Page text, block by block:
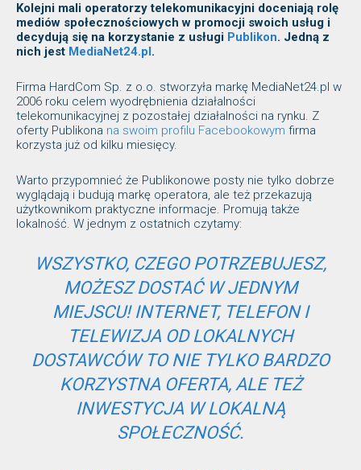
Kolejni mali operatorzy telekomunikacyjni doceniają rolę
mediów społecznościowych w promocji swoich usług i
decydują się na korzystanie z usługi Publikon. Jedną z
nich jest MediaNet24.pl.
Firma HardCom Sp. z o.o. stworzyła markę MediaNet24.pl w
2006 roku celem wyodrębnienia działalności
telekomunikacyjnej z pozostałej działalności na rynku. Z
oferty Publikona na swoim profilu Facebookowym firma
korzysta już od kilku miesięcy.
Warto przypomnieć że Publikonowe posty nie tylko dobrze
wyglądają i budują markę operatora, ale też przekazują
użytkownikom praktyczne informacje. Promują także
lokalność. W jednym z ostatnich czytamy:
WSZYSTKO, CZEGO POTRZEBUJESZ,
MOŻESZ DOSTAĆ W JEDNYM
MIEJSCU! INTERNET, TELEFON I
TELEWIZJA OD LOKALNYCH
DOSTAWCÓW TO NIE TYLKO BARDZO
KORZYSTNA OFERTA, ALE TEŻ
INWESTYCJA W LOKALNĄ
SPOŁECZNOŚĆ.